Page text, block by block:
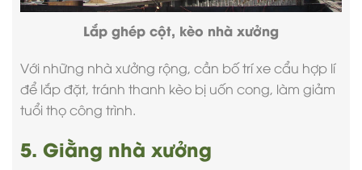
Lắp ghép cột, kèo nhà xưởng
Với những nhà xưởng rộng, cần bố trí xe cẩu hợp lí
để lắp đặt, tránh thanh kèo bị uốn cong, làm giảm
tuổi thọ công trình.
5. Giằng nhà xưởng